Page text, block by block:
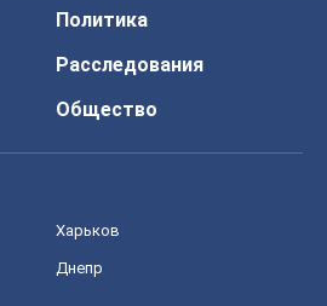
Политика
Расследования
Общество
Харьков
Днепр